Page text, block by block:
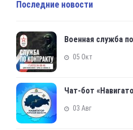
Последние новости
Военная служба
05 Окт
Чат-бот
03 Авг